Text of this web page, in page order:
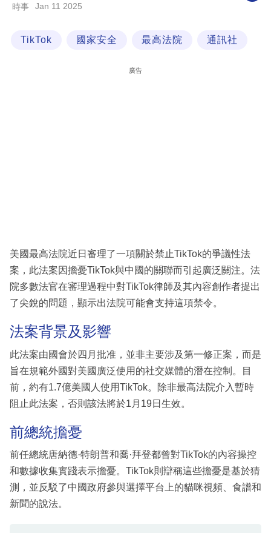
科
區
時事 Jan 11 2025
TikTok 國家安全 最高法院 通訊社
廣告
美國最高法院近日審理了一項關於禁止TikTok的爭議性法
案，此法案因擔憂TikTok與中國的關聯而引起廣泛關注。法
院多數法官在審理過程中對TikTok律師及其內容創作者提出
了尖銳的問題，顯示出法院可能會支持這項禁令。
法案背景及影響
此法案由國會於四月批准，並非主要涉及第一修正案，而是
旨在規範外國對美國廣泛使用的社交媒體的潛在控制。目
前，約有1.7億美國人使用TikTok。除非最高法院介入暫時
阻止此法案，否則該法將於1月19日生效。
前總統擔憂
前任總統唐納德·特朗普和喬·拜登都曾對TikTok的內容操控
和數據收集實踐表示擔憂。TikTok則辯稱這些擔憂是基於猜
測，並反駁了中國政府參與選擇平台上的貓咪視頻、食譜和
新聞的說法。